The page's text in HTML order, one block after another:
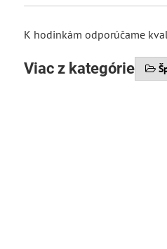
K hodinkám odporúčame
Viac z kategórie